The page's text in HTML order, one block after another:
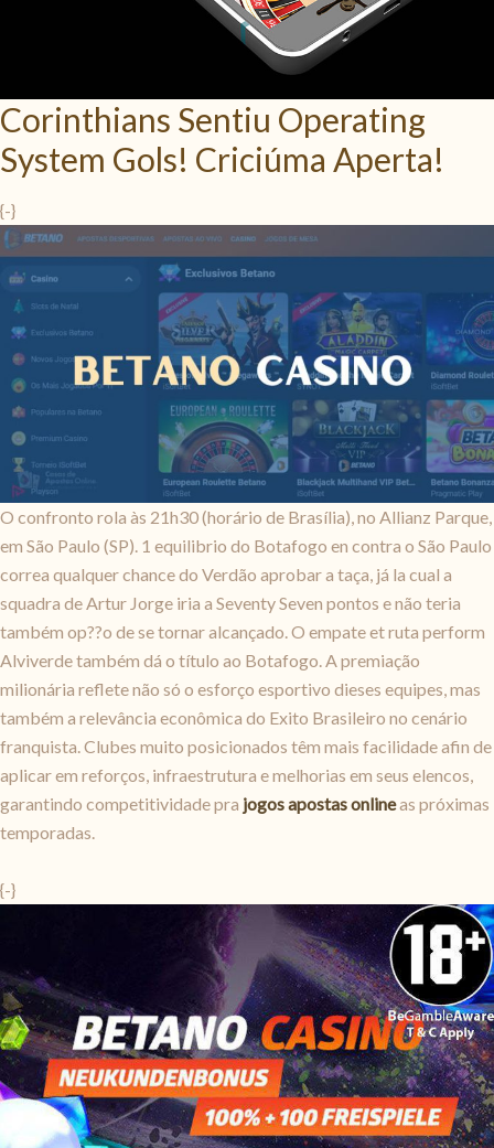
Corinthians Sentiu Operating
System Gols! Criciúma Aperta!
{-}
O confronto rola às 21h30 (horário de Brasília), no Allianz Parque,
em São Paulo (SP). 1 equilibrio do Botafogo en contra o São Paulo
correa qualquer chance do Verdão aprobar a taça, já la cual a
squadra de Artur Jorge iria a Seventy Seven pontos e não teria
também op??o de se tornar alcançado. O empate et ruta perform
Alviverde também dá o título ao Botafogo. A premiação
milionária reflete não só o esforço esportivo dieses equipes, mas
também a relevância econômica do Exito Brasileiro no cenário
franquista. Clubes muito posicionados têm mais facilidade afin de
aplicar em reforços, infraestrutura e melhorias em seus elencos,
garantindo competitividade pra jogos apostas onlineas próximas
temporadas.
{-}